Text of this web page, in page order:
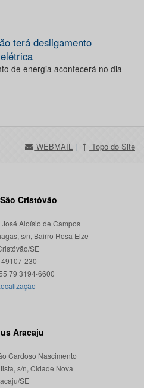
terá desligamento
de energia acontecerá no dia
WEBMAIL | Topo do Site
Cristóvão
Aloísio de Campos
s/n, Bairro Rosa Elze
SE
230
Aracaju
Cardoso Nascimento
s/n, Cidade Nova
SE